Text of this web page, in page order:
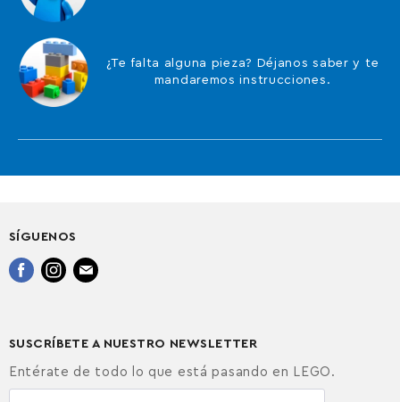
¿Te falta alguna pieza? Déjanos saber y te
mandaremos instrucciones.
SÍGUENOS
Encuéntrenos
Encuéntrenos
Encuéntrenos
SUSCRÍBETE A NUESTRO NEWSLETTER
Entérate de todo lo que está pasando en LEGO.